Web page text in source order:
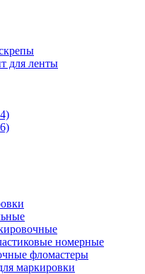
для ленты
номерные
фломастеры
маркировки